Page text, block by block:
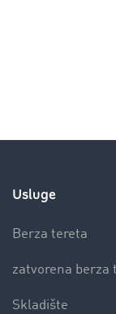
Usluge
Berza tereta
zatvorena berza
Skladište